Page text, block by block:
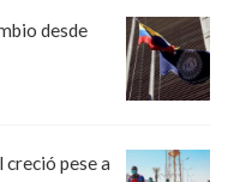
desde
pese a